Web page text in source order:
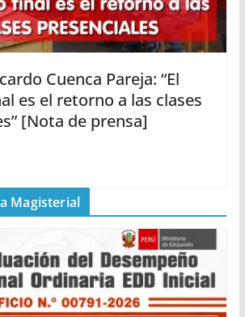
Cuenca Pareja: “El
es el retorno a las clases
[Nota de prensa]
Magisterial